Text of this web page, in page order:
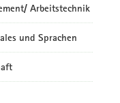
Arbeitstechnik
und Sprachen